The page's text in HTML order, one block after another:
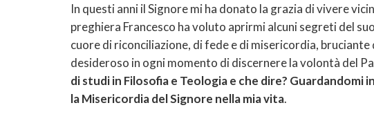
In questi anni il Signore mi ha donato la grazia di vivere
preghiera Francesco ha voluto aprirmi alcuni segreti del
cuore di riconciliazione, di fede e di misericordia, bruciante
desideroso in ogni momento di discernere la volontà del
di studi in Filosofia e Teologia e che dire?
la Misericordia del Signore nella mia vita.